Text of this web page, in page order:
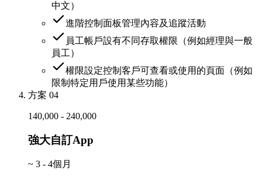
中文）
進階控制面板管理內容及追蹤活動
員工帳戶設有不同存取權限（例如經理與一般
員工）
權限設定控制客戶可查看或使用的頁面（例如
限制特定用戶使用某些功能）
方案 04
140,000 - 240,000
強大自訂App
~ 3 - 4個月